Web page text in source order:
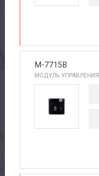
M-7715B
МОДУЛЬ УПРАВЛЕНИЯ